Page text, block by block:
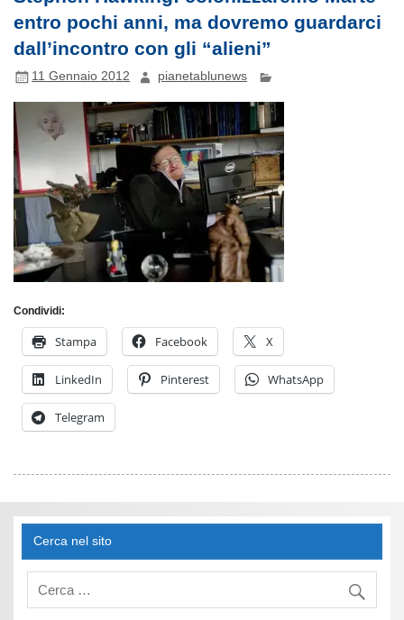
entro pochi anni, ma dovremo guardarci
dall’incontro con gli “alieni”
11 Gennaio 2012 pianetablunews
Condividi:
Stampa Facebook X
LinkedIn Pinterest WhatsApp
Telegram
Cerca nel sito